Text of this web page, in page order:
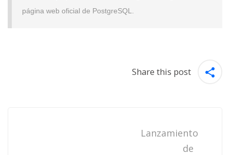
página web oficial de PostgreSQL.
Share this post
Lanzamiento
de